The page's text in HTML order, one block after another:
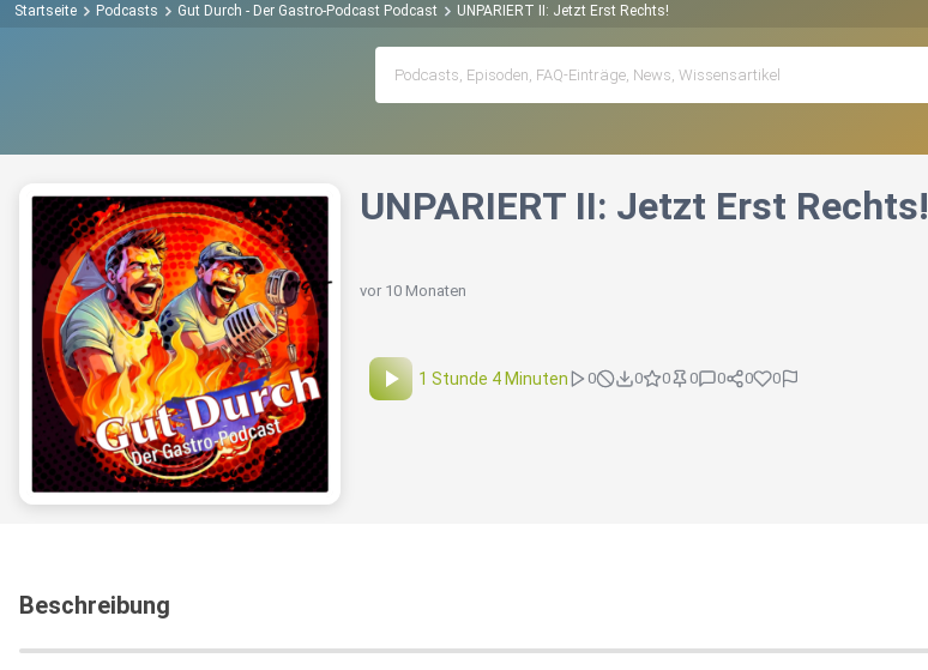
Startseite Podcasts Gut Durch - Der Gastro-Podcast Podcast UNPARIERT II: Jetzt Erst Rechts!
UNPARIERT II: Jetzt Erst Rechts!
vor 10 Monaten
1 Stunde 4 Minuten 0 0 0 0 0 0 0
Beschreibung